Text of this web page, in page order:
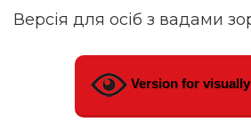
Версія для осіб з вадами
Version for